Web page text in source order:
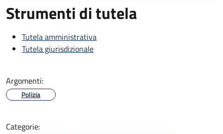
Strumenti di tutela
Tutela amministrativa
Tutela giurisdizionale
Argomenti:
Polizia
Categorie: